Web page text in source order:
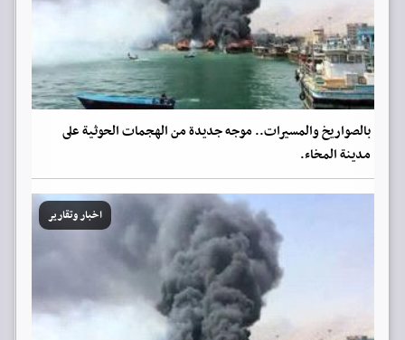
بالصواريخ والمسيرات.. موجه جديدة من الهجمات الحوثية على
مدينة المخاء.
اخبار وتقارير